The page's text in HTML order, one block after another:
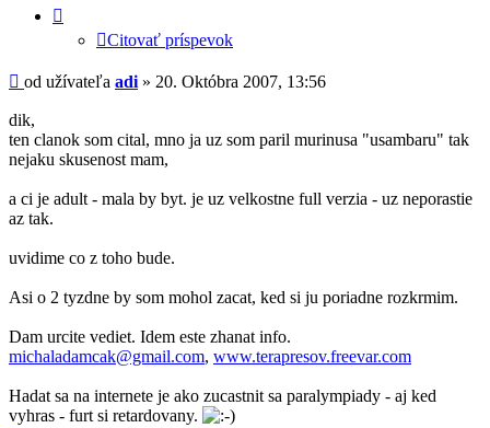
Citovať príspevok
Príspevok
od užívateľa adi » 20. Októbra 2007, 13:56
dik,
ten clanok som cital, mno ja uz som paril murinusa "usambaru" tak
nejaku skusenost mam,
a ci je adult - mala by byt. je uz velkostne full verzia - uz neporastie
az tak.
uvidime co z toho bude.
Asi o 2 tyzdne by som mohol zacat, ked si ju poriadne rozkrmim.
Dam urcite vediet. Idem este zhanat info.
michaladamcak@gmail.com, www.terapresov.freevar.com
Hadat sa na internete je ako zucastnit sa paralympiady - aj ked
vyhras - furt si retardovany.